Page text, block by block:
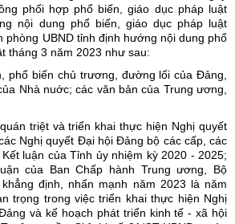
phối hợp phổ biến, giáo dục pháp luật
nội dung phổ biến, giáo dục pháp luật
phòng UBND tỉnh định hướng nội dung phổ
tháng 3 năm 2023 như sau:
phổ biến chủ trương, đường lối của Đảng,
Nhà nuớc; các văn bản của Trung ương,
triệt và triển khai thực hiện Nghị quyết
Nghị quyết Đại hội Đảng bộ các cấp, các
luận của Tỉnh ủy nhiệm kỳ 2020 - 2025;
của Ban Chấp hành Trung ương, Bộ
định, nhấn mạnh năm 2023 là năm
trọng trong việc triển khai thực hiện Nghị
và kế hoạch phát triển kinh tế - xã hội